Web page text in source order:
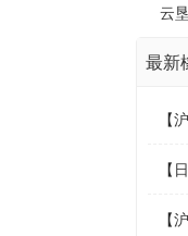
云垦
最新
【
【
【